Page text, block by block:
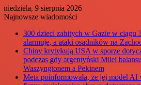
niedziela, 9 sierpnia 2026
Najnowsze wiadomości
300 dzieci zabitych w Gazie w ciągu
alarmuje, a ataki osadników na
Chiny krytykują USA w sporze
podczas gdy argentyński Milei
Waszyngtonem a Pekinem
Meta poinformowała, że jej model AI